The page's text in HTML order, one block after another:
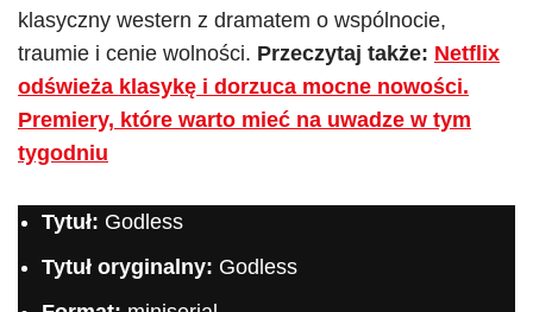
klasyczny western z dramatem o wspólnocie,
traumie i cenie wolności. Przeczytaj także: Netflix
odświeża klasykę i dorzuca mocne nowości.
Premiery, które warto mieć na uwadze w tym
tygodniu
Tytuł: Godless
Tytuł oryginalny: Godless